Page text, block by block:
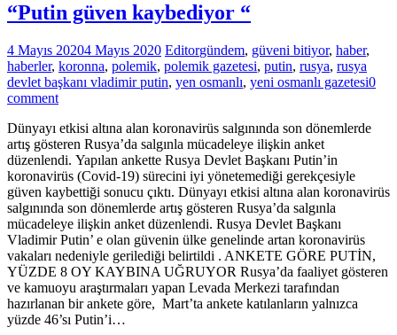
“Putin güven kaybediyor “
4 Mayıs 20204 Mayıs 2020 Editorgündem, güveni bitiyor, haber,
haberler, koronna, polemik, polemik gazetesi, putin, rusya, rusya
devlet başkanı vladimir putin, yen osmanlı, yeni osmanlı gazetesi0
comment
Dünyayı etkisi altına alan koronavirüs salgınında son dönemlerde
artış gösteren Rusya’da salgınla mücadeleye ilişkin anket
düzenlendi. Yapılan ankette Rusya Devlet Başkanı Putin’in
koronavirüs (Covid-19) sürecini iyi yönetemediği gerekçesiyle
güven kaybettiği sonucu çıktı. Dünyayı etkisi altına alan koronavirüs
salgınında son dönemlerde artış gösteren Rusya’da salgınla
mücadeleye ilişkin anket düzenlendi. Rusya Devlet Başkanı
Vladimir Putin’ e olan güvenin ülke genelinde artan koronavirüs
vakaları nedeniyle gerilediği belirtildi . ANKETE GÖRE PUTİN,
YÜZDE 8 OY KAYBINA UĞRUYOR Rusya’da faaliyet gösteren
ve kamuoyu araştırmaları yapan Levada Merkezi tarafından
hazırlanan bir ankete göre, Mart’ta ankete katılanların yalnızca
yüzde 46’sı Putin’i…